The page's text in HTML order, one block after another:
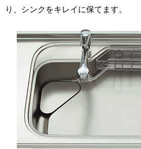
り、シンクをキレイに保てます。